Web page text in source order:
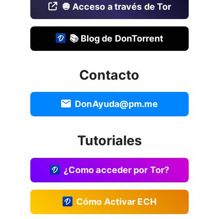
🧅 Acceso a través de Tor
📚 Blog de DonTorrent
Contacto
DonAyuda@pm.me
Tutoriales
¿Como acceder por Tor?
Cómo Activar ECH